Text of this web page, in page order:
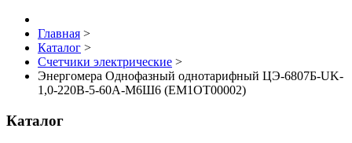
Главная >
Каталог >
Счетчики электрические >
Энергомера Однофазный однотарифный ЦЭ-6807Б-UK-
1,0-220В-5-60А-М6Ш6 (EM1OT00002)
Каталог